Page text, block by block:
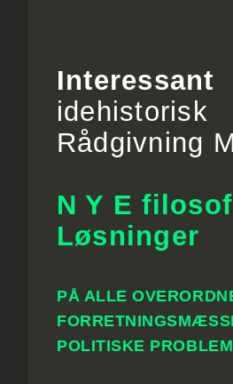
Interessant
idehistorisk
Rådgivning
N Y E
Løsninger
PÅ ALLE
POLITISKE